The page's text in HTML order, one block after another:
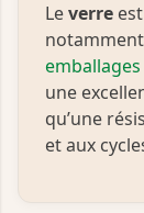
Leverre
une
qu’une
et aux